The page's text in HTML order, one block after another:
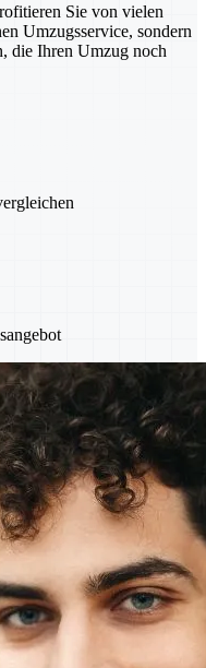
Sie von vielen
Umzugsservice, sondern
die Ihren Umzug noch